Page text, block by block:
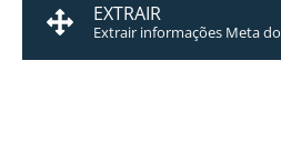
EXTRAIR
Extrair informações Meta